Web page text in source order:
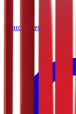
Приступачно